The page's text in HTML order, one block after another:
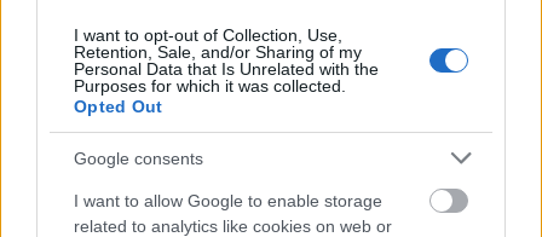
I want to opt-out of Collection, Use,
Retention, Sale, and/or Sharing of my
Personal Data that Is Unrelated with the
Purposes for which it was collected.
Opted Out
Google consents
I want to allow Google to enable storage
related to analytics like cookies on web or
Brexit